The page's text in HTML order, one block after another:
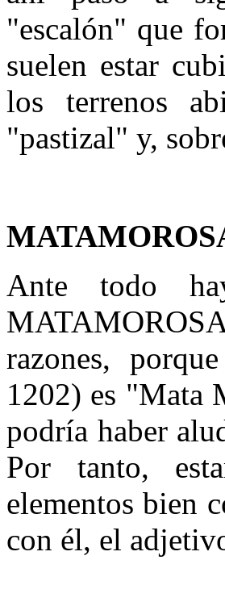
"escalón" que
suelen estar
los terrenos
"pastizal" y,
Ante todo
razones,
1202) es "Mata
podría haber
Por tanto,
elementos bien
con él, el